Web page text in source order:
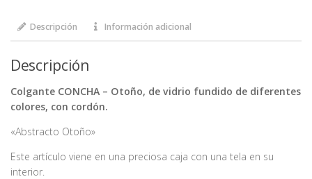
Descripción Información adicional
Descripción
Colgante CONCHA – Otoño, de vidrio fundido de diferentes
colores, con cordón.
«Abstracto Otoño»
Este artículo viene en una preciosa caja con una tela en su
interior.